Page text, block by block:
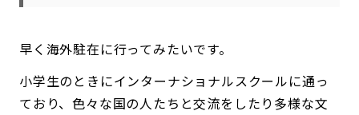
早く海外駐在に行ってみたいです。
小学生のときにインターナショナルスクールに通っ
ており、色々な国の人たちと交流をしたり多様な文